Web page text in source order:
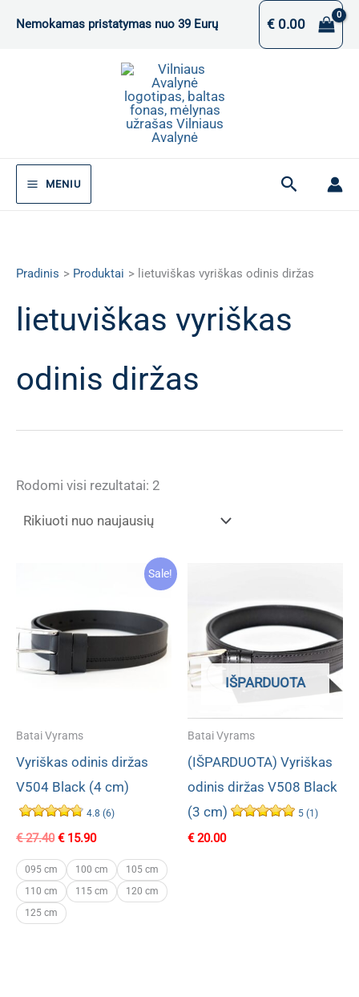
Nemokamas pristatymas nuo 39 Eurų €0.00
MENIU Paieška
Pradinis Produktai lietuviškas vyriškas odinis diržas
lietuviškas vyriškas
odinis diržas
Rodomi visi rezultatai: 2
Sale!
Batai Vyrams
Vyriškas odinis diržas
V504 Black (4 cm)
4.8 (6)
€27.40 Original
was:
€ 27.40.
€15.90Current
is:
€ 15.90.
095 cm 100 cm
105 cm
110 cm
115 cm
120 cm
125 cm
IŠPARDUOTA
Batai Vyrams
(IŠPARDUOTA) Vyriškas
odinis diržas V508 Black
(3 cm)
5 (1)
€20.00